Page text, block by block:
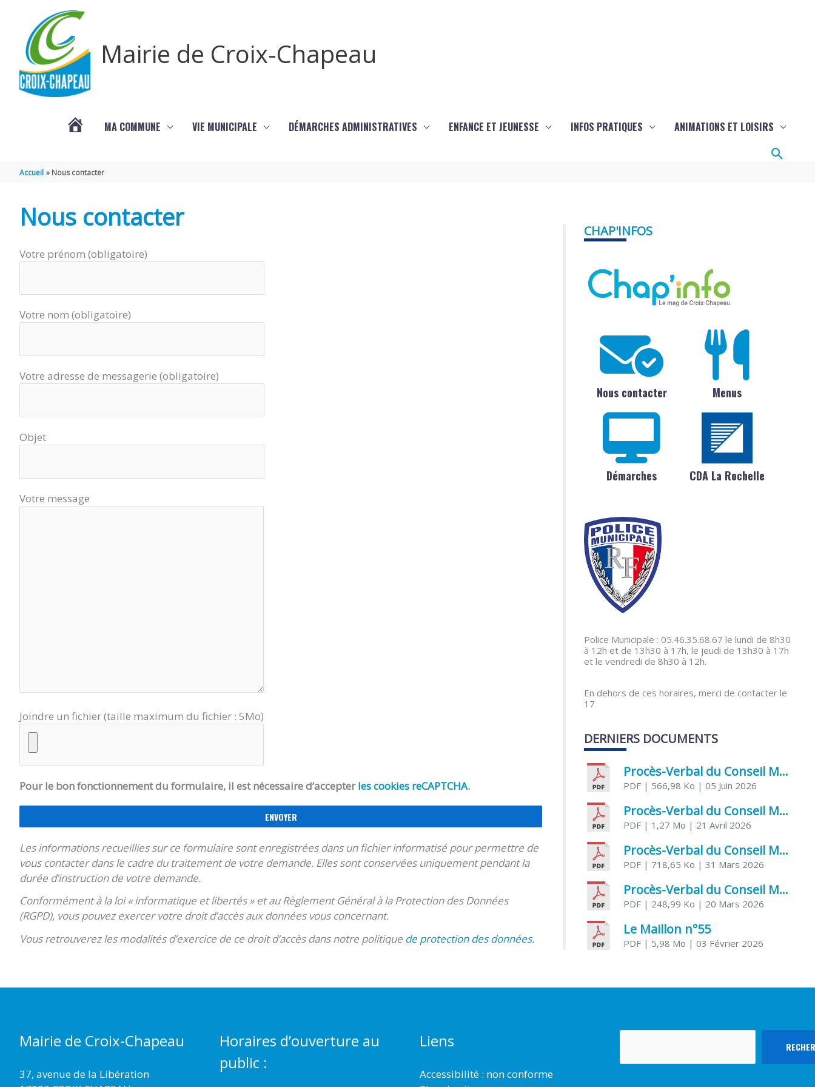
Panneau de gestion des cookies
Mairie de Croix-Chapeau
MA COMMUNE VIE MUNICIPALE DÉMARCHES ADMINISTRATIVES ENFANCE ET JEUNESSE INFOS PRATIQUES ANIMATIONS ET LOISIRS
Accueil Nous contacter
Nous contacter
Votre prénom (obligatoire)
Votre nom (obligatoire)
Votre adresse de messagerie (obligatoire)
Objet
Votre message
Joindre un fichier (taille maximum du fichier : 5Mo)
Pour le bon fonctionnement du formulaire, il est nécessaire d’accepterles cookies reCAPTCHA.
Les informations recueillies sur ce formulaire sont enregistrées dans un fichier informatisé pour permettre de
vous contacter dans le cadre du traitement de votre demande. Elles sont conservées uniquement pendant la
durée d’instruction de votre demande.
Conformément à la loi « informatique et libertés » et au Règlement Général à la Protection des Données
(RGPD), vous pouvez exercer votre droit d’accès aux données vous concernant.
Vous retrouverez les modalités d’exercice de ce droit d’accès dans notre politique de protection des données.
CHAP'INFOS
Nous contacter Menus
Démarches CDA La Rochelle
Police Municipale : 05.46.35.68.67 le lundi de 8h30
à 12h et de 13h30 à 17h, le jeudi de 13h30 à 17h
et le vendredi de 8h30 à 12h.
En dehors de ces horaires, merci de contacter le
17
DERNIERS DOCUMENTS
Procès-Verbal du Conseil Municipal du 5 juin 2026
PDF | 566,98 Ko | 05 Juin 2026
Procès-Verbal du Conseil Municipal du 21 avril 2026
PDF | 1,27 Mo | 21 Avril 2026
Procès-Verbal du Conseil Municipal du 31 mars 2026
PDF | 718,65 Ko | 31 Mars 2026
Procès-Verbal du Conseil Municipal du 20 mars 2026
PDF | 248,99 Ko | 20 Mars 2026
Le Maillon n°55
PDF | 5,98 Mo | 03 Février 2026
Mairie de Croix-Chapeau
37, avenue de la Libération
Horaires d’ouverture au
public :
Liens
Accessibilité : non conforme